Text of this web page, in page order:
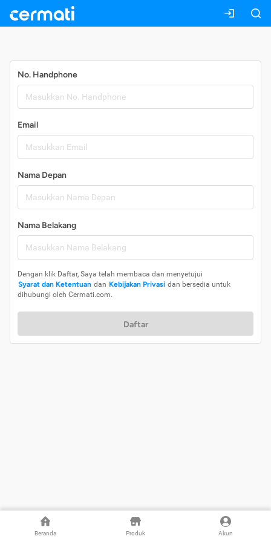
Beranda Produk Akun
No. Handphone
Email
Nama Depan
Nama Belakang
Dengan klik Daftar, Saya telah membaca dan menyetujui
Syarat dan Ketentuan dan Kebijakan Privasi dan bersedia untuk
dihubungi oleh Cermati.com.
Daftar